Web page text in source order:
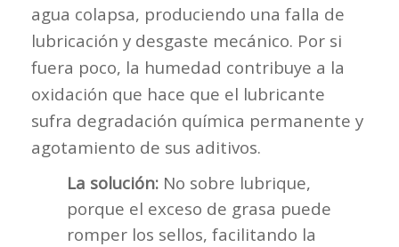
agua colapsa, produciendo una falla de
lubricación y desgaste mecánico. Por si
fuera poco, la humedad contribuye a la
oxidación que hace que el lubricante
sufra degradación química permanente y
agotamiento de sus aditivos.
La solución: No sobre lubrique,
porque el exceso de grasa puede
romper los sellos, facilitando la